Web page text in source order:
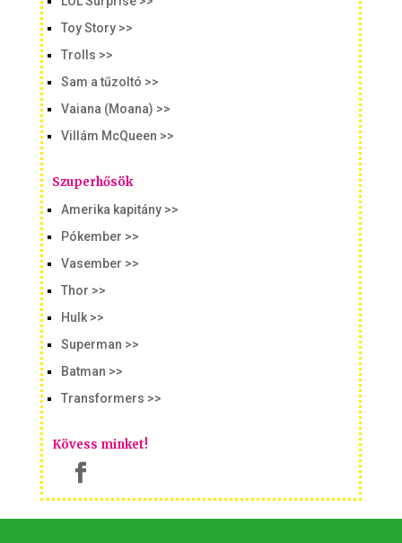
Toy Story >>
Trolls >>
Sam a tűzoltó >>
Vaiana (Moana) >>
Villám McQueen >>
Szuperhősök
Amerika kapitány >>
Pókember >>
Vasember >>
Thor >>
Hulk >>
Superman >>
Batman >>
Transformers >>
Kövess minket!